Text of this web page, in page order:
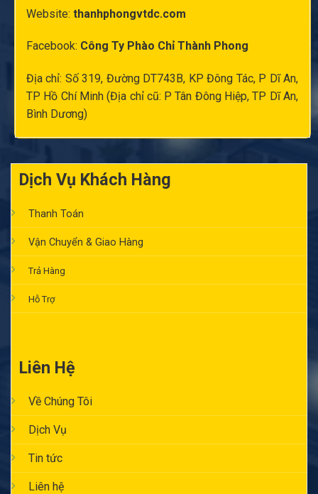
Website: thanhphongvtdc.com
Facebook: Công Ty Phào Chỉ Thành Phong
Địa chỉ: Số 319, Đường DT743B, KP Đông Tác, P Dĩ An,
TP Hồ Chí Minh (Địa chỉ cũ: P Tân Đông Hiệp, TP Dĩ An,
Bình Dương)
Dịch Vụ Khách Hàng
Thanh Toán
Vận Chuyển & Giao Hàng
Trả Hàng
Hỗ Trợ
Liên Hệ
Về Chúng Tôi
Dịch Vụ
Tin tức
Liên hệ